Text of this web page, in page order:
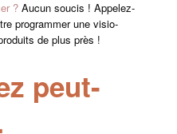
? Aucun soucis ! Appelez-
programmer une visio-
de plus près !
peut-